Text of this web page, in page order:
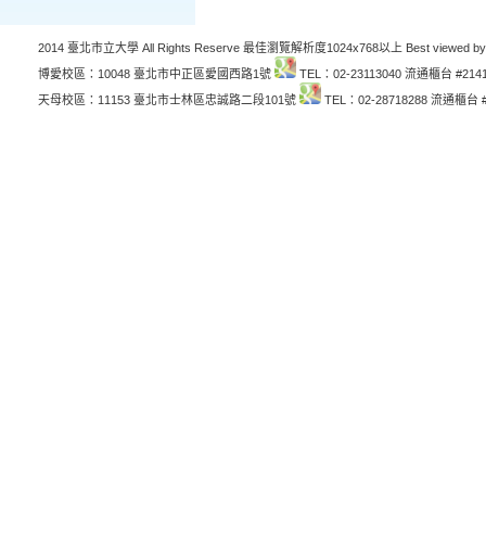
2014 臺北市立大學 All Rights Reserve 最佳瀏覽解析度1024x768以上 Best viewed
博愛校區：10048 臺北市中正區愛國西路1號
TEL：02-23113040 流通櫃台
天母校區：11153 臺北市士林區忠誠路二段101號
TEL：02-28718288 流通櫃台